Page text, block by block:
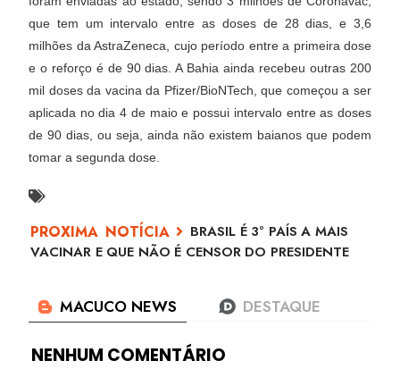
que tem um intervalo entre as doses de 28 dias, e 3,6
milhões da AstraZeneca, cujo período entre a primeira dose
e o reforço é de 90 dias. A Bahia ainda recebeu outras 200
mil doses da vacina da Pfizer/BioNTech, que começou a ser
aplicada no dia 4 de maio e possui intervalo entre as doses
de 90 dias, ou seja, ainda não existem baianos que podem
tomar a segunda dose.
BRASIL É 3° PAÍS A MAIS
VACINAR E QUE NÃO É CENSOR DO PRESIDENTE
NENHUM COMENTÁRIO